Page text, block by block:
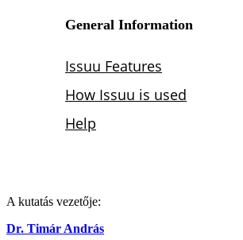
A kutatás vezetője:
Dr. Timár András